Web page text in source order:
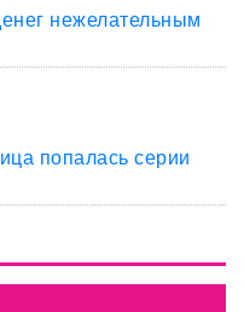
нежелательным
попалась серии